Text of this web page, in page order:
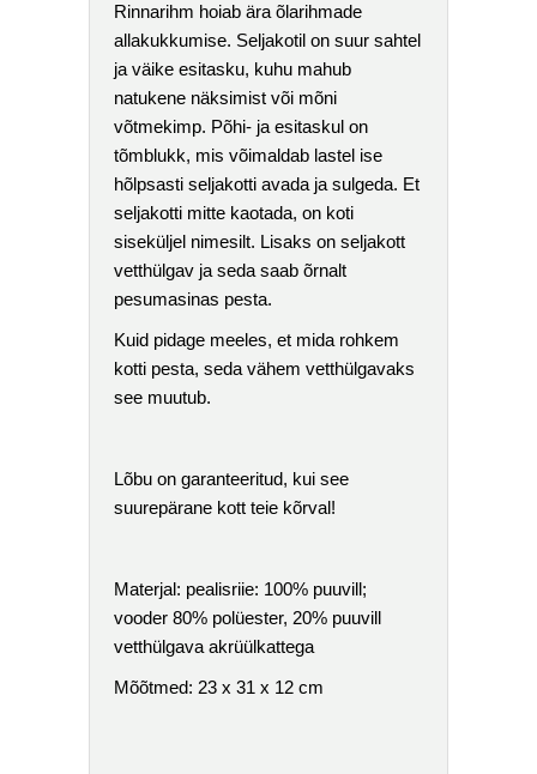
Rinnarihm hoiab ära õlarihmade
allakukkumise. Seljakotil on suur sahtel
ja väike esitasku, kuhu mahub
natukene näksimist või mõni
võtmekimp. Põhi- ja esitaskul on
tõmblukk, mis võimaldab lastel ise
hõlpsasti seljakotti avada ja sulgeda. Et
seljakotti mitte kaotada, on koti
siseküljel nimesilt. Lisaks on seljakott
vetthülgav ja seda saab õrnalt
pesumasinas pesta.
Kuid pidage meeles, et mida rohkem
kotti pesta, seda vähem vetthülgavaks
see muutub.
Lõbu on garanteeritud, kui see
suurepärane kott teie kõrval!
Materjal: pealisriie: 100% puuvill;
vooder 80% polüester, 20% puuvill
vetthülgava akrüülkattega
Mõõtmed: 23 x 31 x 12 cm